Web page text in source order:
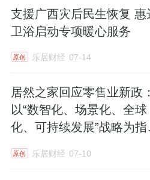
支援广西灾后民生恢复 惠达
卫浴启动专项暖心服务
原创 乐居财经 07-14
居然之家回应零售业新政：
以“数智化、场景化、全球
化、可持续发展”战略为指
引，推进零售升级
原创 乐居财经 07-10